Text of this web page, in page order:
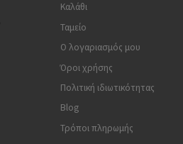
Καλάθι
Ταμείο
Ο λογαριασμός μου
Όροι χρήσης
Πολιτική ιδιωτικότητας
Blog
Τρόποι πληρωμής